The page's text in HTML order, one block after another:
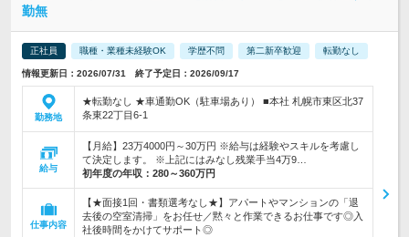
勤無
正社員 職種・業種未経験OK 学歴不問 第二新卒歓迎 転勤なし
情報更新日：2026/07/31 終了予定日：2026/09/17
勤務地
★転勤なし ★車通勤OK（駐車場あり） ■本社 札幌市東区北37
条東22丁目6-1
給与
【月給】23万4000円～30万円 ※給与は経験やスキルを考慮し
て決定します。 ※上記にはみなし残業手当4万9…
初年度の年収： 280～360万円
仕事内容
【★面接1回・書類選考なし★】アパートやマンションの「退
去後の空室清掃」をお任せ／黙々と作業できるお仕事です◎入
社後時間をかけてサポート◎